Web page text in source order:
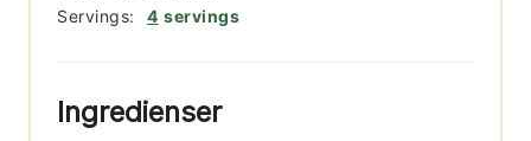
Servings: 4 servings
Ingredienser